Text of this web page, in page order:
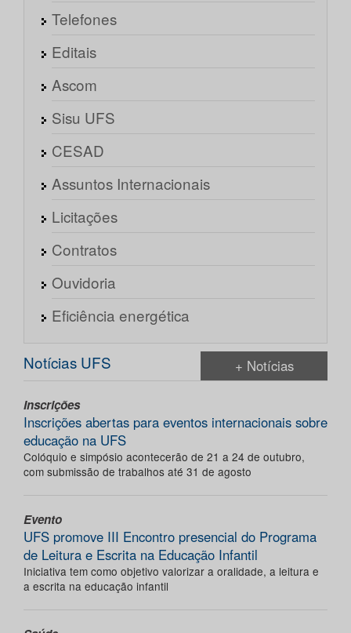
Telefones
Editais
Ascom
Sisu UFS
CESAD
Assuntos Internacionais
Licitações
Contratos
Ouvidoria
Eficiência energética
Notícias UFS + Notícias
Inscrições
Inscrições abertas para eventos internacionais sobre
educação na UFS
Colóquio e simpósio acontecerão de 21 a 24 de outubro,
com submissão de trabalhos até 31 de agosto
Evento
UFS promove III Encontro presencial do Programa
de Leitura e Escrita na Educação Infantil
Iniciativa tem como objetivo valorizar a oralidade, a leitura e
a escrita na educação infantil